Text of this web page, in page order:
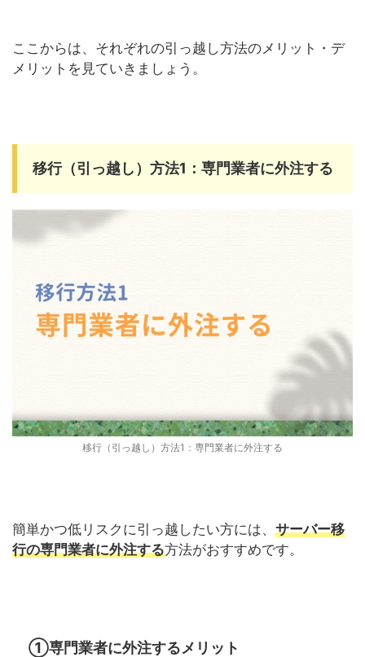
ここからは、それぞれの引っ越し方法のメリット・デ
メリットを見ていきましょう。
移行（引っ越し）方法1：専門業者に外注する
移行（引っ越し）方法1：専門業者に外注する
簡単かつ低リスクに引っ越したい方には、 サーバー移
行の専門業者に外注する方法がおすすめです。
①専門業者に外注するメリット